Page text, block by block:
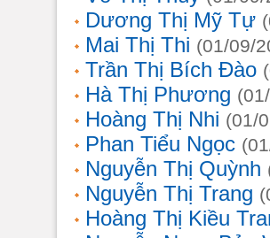
Dương Thị Mỹ Tự
Mai Thị Thi (01/09/
Trần Thị Bích Đào
Hà Thị Phương
Hoàng Thị Nhi (01/
Phan Tiểu Ngọc
Nguyễn Thị Quỳnh
Nguyễn Thị Trang
Hoàng Thị Kiều